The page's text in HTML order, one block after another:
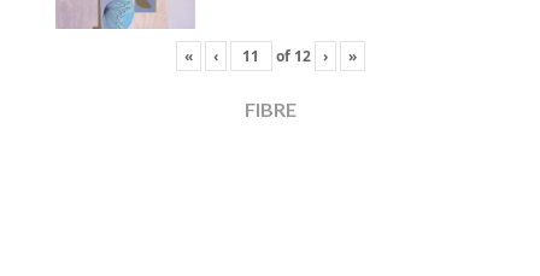
« ‹ of 12 › »
FIBRE